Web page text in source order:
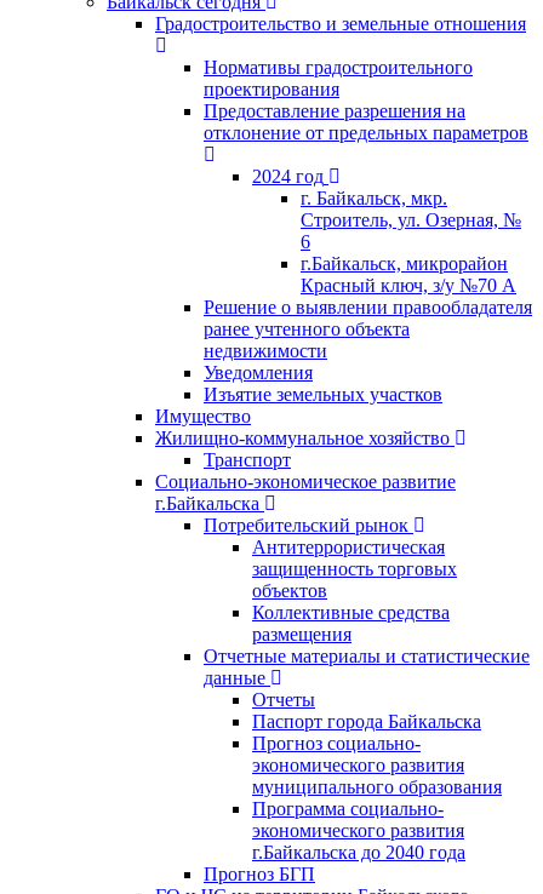
Градостроительство и земельные отношения
Нормативы градостроительного
проектирования
Предоставление разрешения на
отклонение от предельных параметров
2024 год
г. Байкальск, мкр.
Строитель, ул. Озерная, №
6
г.Байкальск, микрорайон
Красный ключ, з/у №70 А
Решение о выявлении правообладателя
ранее учтенного объекта
недвижимости
Уведомления
Изъятие земельных участков
Имущество
Жилищно-коммунальное хозяйство
Транспорт
Социально-экономическое развитие
г.Байкальска
Потребительский рынок
Антитеррористическая
защищенность торговых
объектов
Коллективные средства
размещения
Отчетные материалы и статистические
данные
Отчеты
Паспорт города Байкальска
Прогноз социально-
экономического развития
муниципального образования
Программа социально-
экономического развития
г.Байкальска до 2040 года
Прогноз БГП